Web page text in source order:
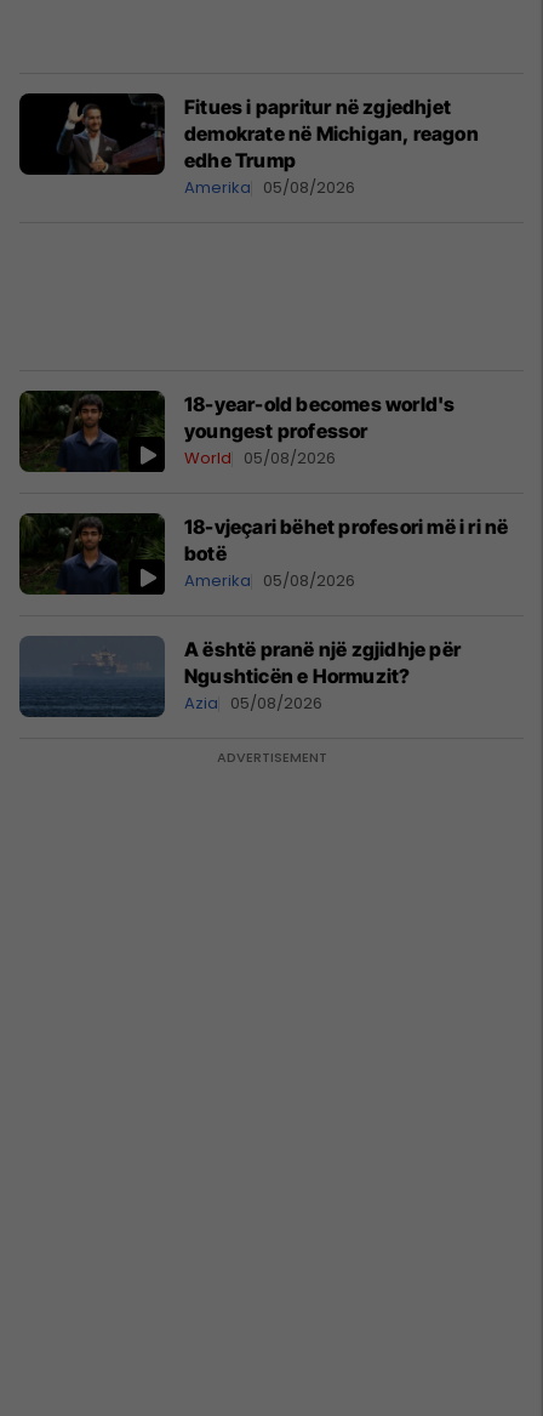
Fitues i papritur në zgjedhjet
demokrate në Michigan, reagon
edhe Trump
Amerika 05/08/2026
18-year-old becomes world's
youngest professor
World 05/08/2026
18-vjeçari bëhet profesori më i ri në
botë
Amerika 05/08/2026
A është pranë një zgjidhje për
Ngushticën e Hormuzit?
Azia 05/08/2026